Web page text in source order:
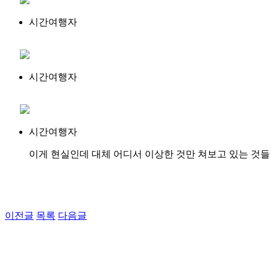
시간여행자
시간여행자
시간여행자
이게 현실인데 대체 어디서 이상한 것만 쳐보고 있는 것
이전글 목록 다음글